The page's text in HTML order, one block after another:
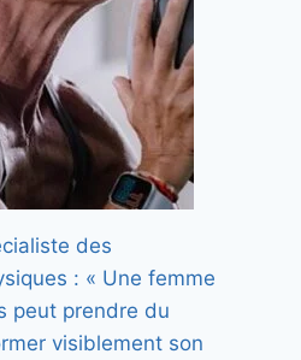
des
: « Une femme
peut prendre du
visiblement son